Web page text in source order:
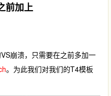
前加上
崩溃，只需要在之前多加一
。为此我们对我们的T4模板